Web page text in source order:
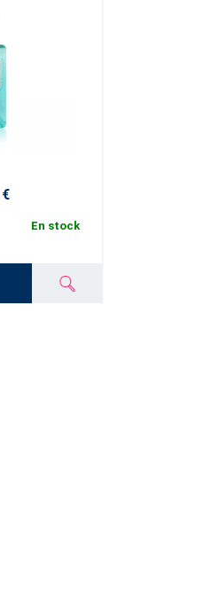
En stock